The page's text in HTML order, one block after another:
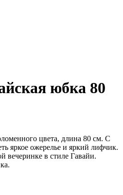
юбка 80
цвета, длина 80 см. С
яркое ожерелье и яркий лифчик.
вечеринке в стиле Гавайи.